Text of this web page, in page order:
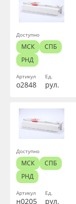
Артикул
о2848
Ед.
рул.
Доступно
МСК
СПБ
РНД
Артикул
н0205
Ед.
рул.
Доступно
МСК
СПБ
РНД